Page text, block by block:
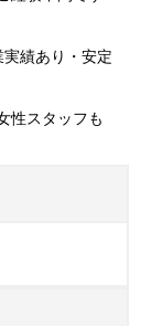
績あり・安定
性スタッフも